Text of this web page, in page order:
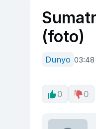
(foto)
Dunyo 03:48
0 0